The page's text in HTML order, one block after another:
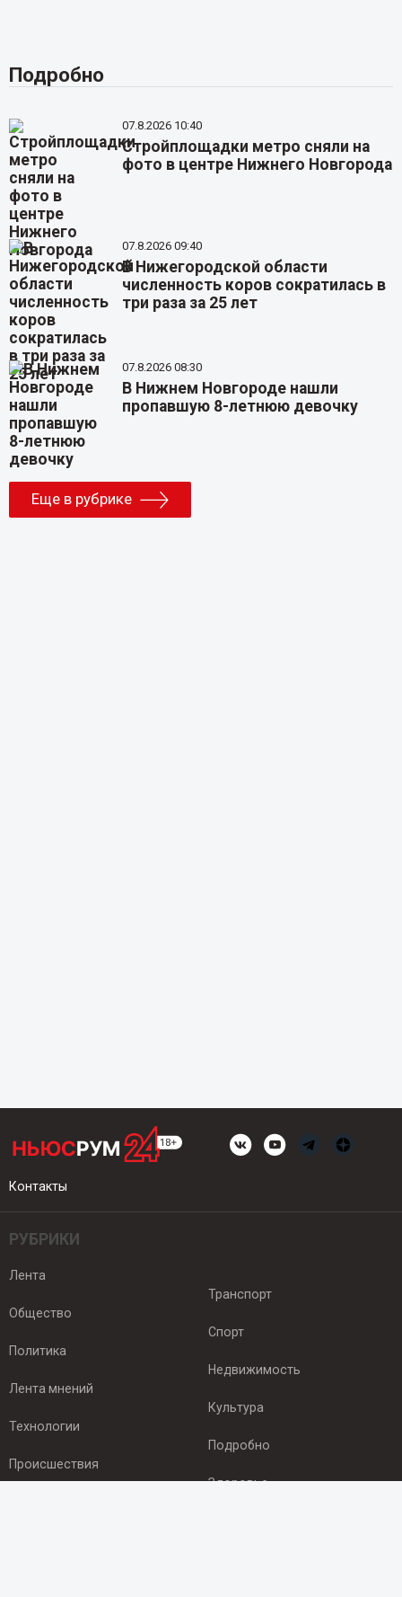
Подробно
07.8.2026 10:40
Стройплощадки метро сняли на
фото в центре Нижнего Новгорода
07.8.2026 09:40
В Нижегородской области
численность коров сократилась в
три раза за 25 лет
07.8.2026 08:30
В Нижнем Новгороде нашли
пропавшую 8-летнюю девочку
Еще в рубрике
Контакты
РУБРИКИ
Лента
Общество
Политика
Лента мнений
Технологии
Происшествия
Транспорт
Спорт
Недвижимость
Культура
Подробно
Здоровье